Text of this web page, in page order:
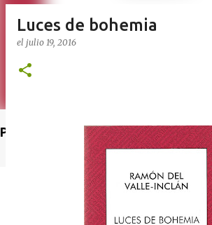
Poet's Abbey (Blog de lecturas)
Luces de bohemia
el julio 19, 2016